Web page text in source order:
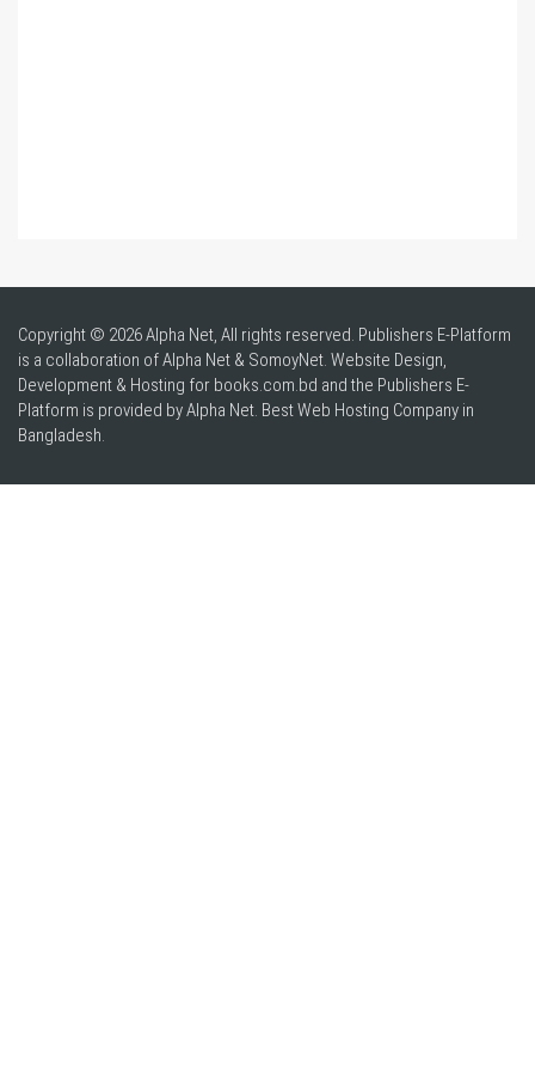
Copyright © 2026 Alpha Net, All rights reserved. Publishers E-Platform
is a collaboration of Alpha Net & SomoyNet. Website Design,
Development & Hosting for books.com.bd and the Publishers E-
Platform is provided by Alpha Net. BestWeb Hosting Company in
Bangladesh.